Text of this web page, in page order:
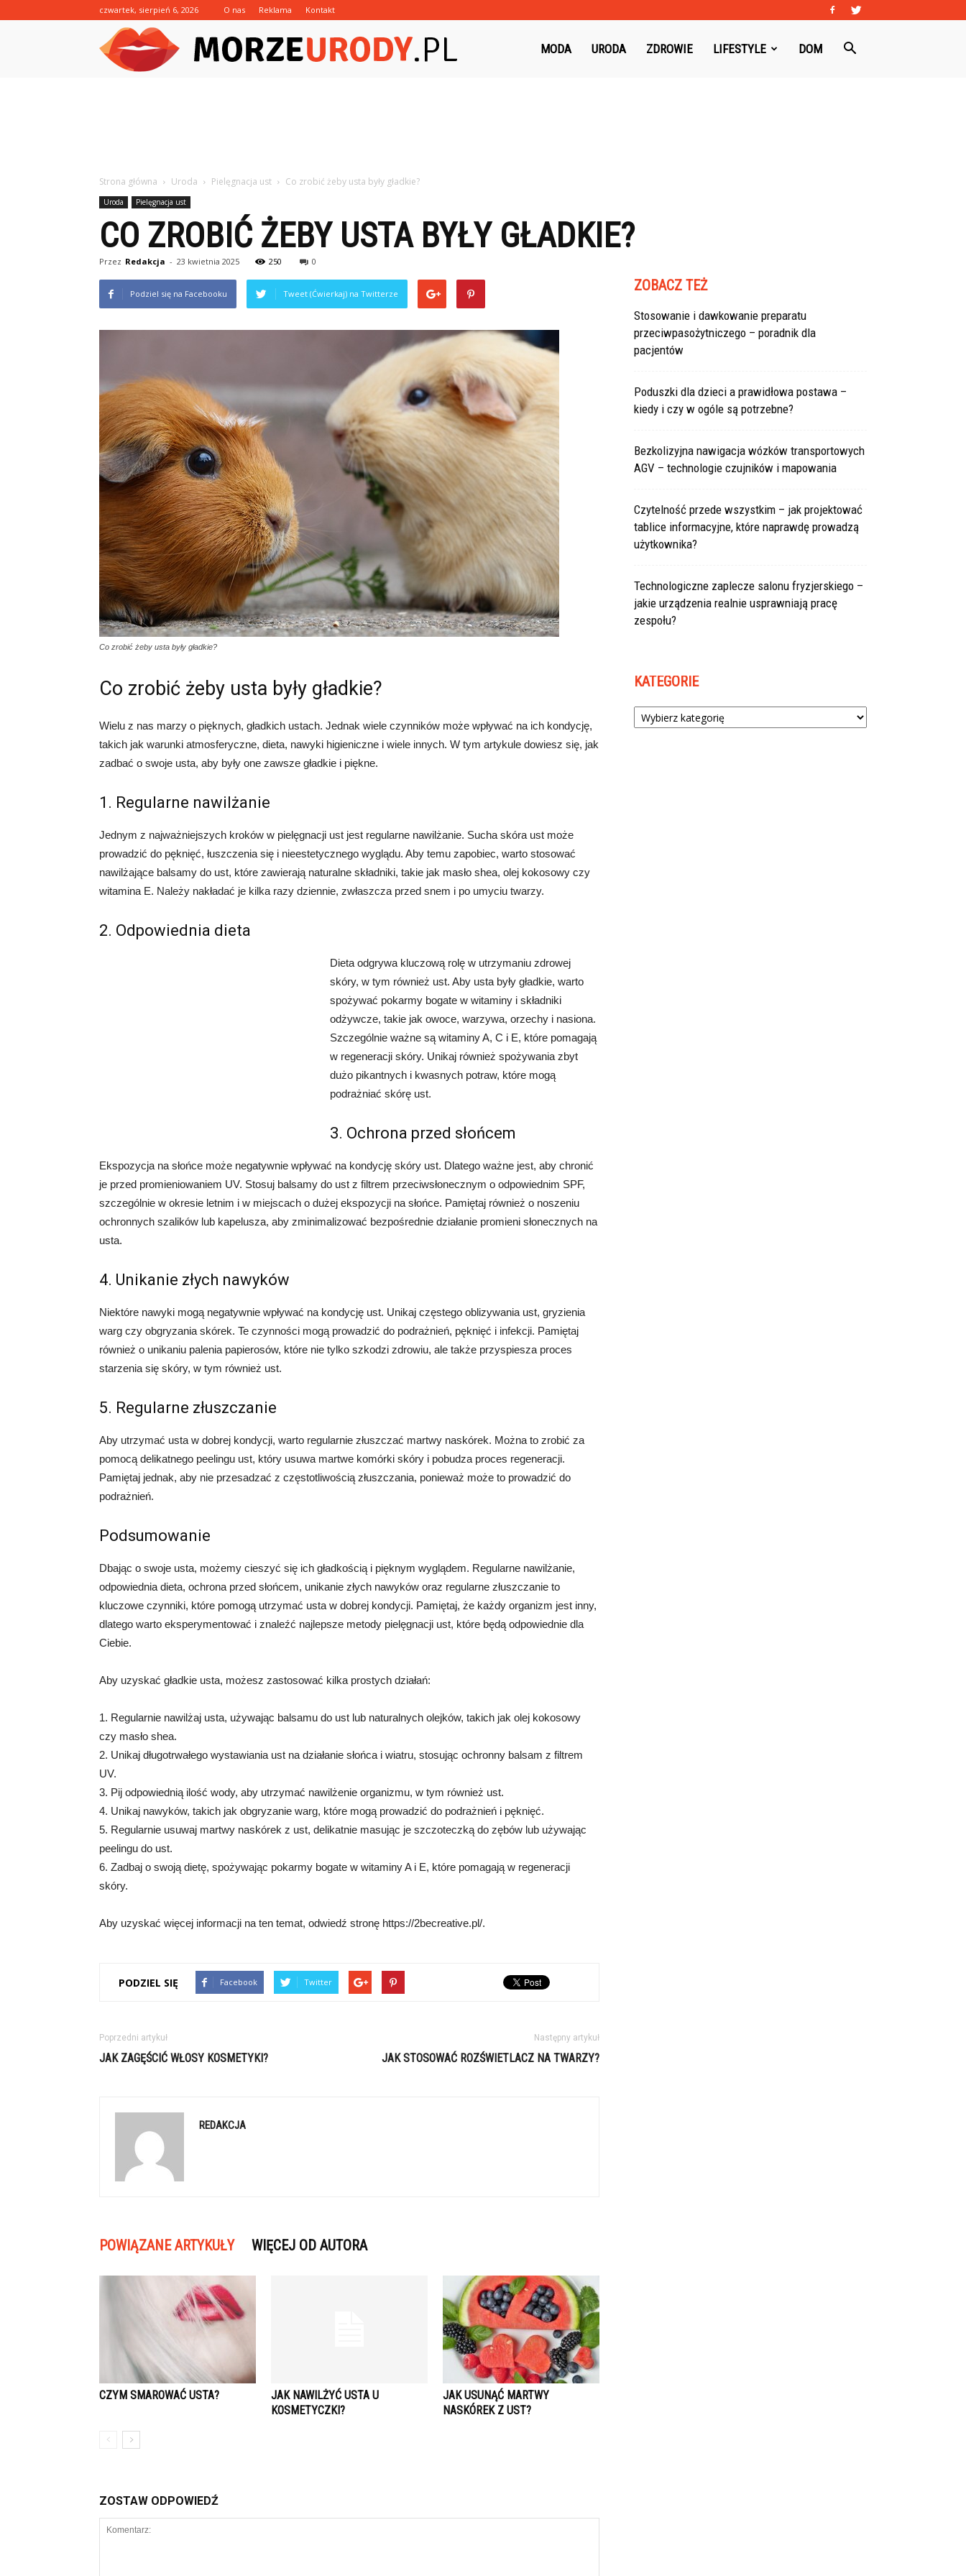
czwartek, sierpień 6, 2026 O nas Reklama Kontakt
MODA URODA ZDROWIE LIFESTYLE DOM
Strona główna Uroda Pielęgnacja ust Co zrobić żeby usta były gładkie?
Uroda Pielęgnacja ust
CO ZROBIĆ ŻEBY USTA BYŁY GŁADKIE?
Przez Redakcja - 23 kwietnia 2025 250 0
Podziel się na Facebooku Tweet (Ćwierkaj) na Twitterze
Co zrobić żeby usta były gładkie?
Co zrobić żeby usta były gładkie?
Wielu z nas marzy o pięknych, gładkich ustach. Jednak wiele czynników może wpływać na ich kondycję,
takich jak warunki atmosferyczne, dieta, nawyki higieniczne i wiele innych. W tym artykule dowiesz się, jak
zadbać o swoje usta, aby były one zawsze gładkie i piękne.
1. Regularne nawilżanie
Jednym z najważniejszych kroków w pielęgnacji ust jest regularne nawilżanie. Sucha skóra ust może
prowadzić do pęknięć, łuszczenia się i nieestetycznego wyglądu. Aby temu zapobiec, warto stosować
nawilżające balsamy do ust, które zawierają naturalne składniki, takie jak masło shea, olej kokosowy czy
witamina E. Należy nakładać je kilka razy dziennie, zwłaszcza przed snem i po umyciu twarzy.
2. Odpowiednia dieta
Dieta odgrywa kluczową rolę w utrzymaniu zdrowej
skóry, w tym również ust. Aby usta były gładkie, warto
spożywać pokarmy bogate w witaminy i składniki
odżywcze, takie jak owoce, warzywa, orzechy i nasiona.
Szczególnie ważne są witaminy A, C i E, które pomagają
w regeneracji skóry. Unikaj również spożywania zbyt
dużo pikantnych i kwasnych potraw, które mogą
podrażniać skórę ust.
3. Ochrona przed słońcem
Ekspozycja na słońce może negatywnie wpływać na kondycję skóry ust. Dlatego ważne jest, aby chronić
je przed promieniowaniem UV. Stosuj balsamy do ust z filtrem przeciwsłonecznym o odpowiednim SPF,
szczególnie w okresie letnim i w miejscach o dużej ekspozycji na słońce. Pamiętaj również o noszeniu
ochronnych szalików lub kapelusza, aby zminimalizować bezpośrednie działanie promieni słonecznych na
usta.
4. Unikanie złych nawyków
Niektóre nawyki mogą negatywnie wpływać na kondycję ust. Unikaj częstego oblizywania ust, gryzienia
warg czy obgryzania skórek. Te czynności mogą prowadzić do podrażnień, pęknięć i infekcji. Pamiętaj
również o unikaniu palenia papierosów, które nie tylko szkodzi zdrowiu, ale także przyspiesza proces
starzenia się skóry, w tym również ust.
5. Regularne złuszczanie
Aby utrzymać usta w dobrej kondycji, warto regularnie złuszczać martwy naskórek. Można to zrobić za
pomocą delikatnego peelingu ust, który usuwa martwe komórki skóry i pobudza proces regeneracji.
Pamiętaj jednak, aby nie przesadzać z częstotliwością złuszczania, ponieważ może to prowadzić do
podrażnień.
Podsumowanie
Dbając o swoje usta, możemy cieszyć się ich gładkością i pięknym wyglądem. Regularne nawilżanie,
odpowiednia dieta, ochrona przed słońcem, unikanie złych nawyków oraz regularne złuszczanie to
kluczowe czynniki, które pomogą utrzymać usta w dobrej kondycji. Pamiętaj, że każdy organizm jest inny,
dlatego warto eksperymentować i znaleźć najlepsze metody pielęgnacji ust, które będą odpowiednie dla
Ciebie.
Aby uzyskać gładkie usta, możesz zastosować kilka prostych działań:
1. Regularnie nawilżaj usta, używając balsamu do ust lub naturalnych olejków, takich jak olej kokosowy
czy masło shea.
2. Unikaj długotrwałego wystawiania ust na działanie słońca i wiatru, stosując ochronny balsam z filtrem
UV.
3. Pij odpowiednią ilość wody, aby utrzymać nawilżenie organizmu, w tym również ust.
4. Unikaj nawyków, takich jak obgryzanie warg, które mogą prowadzić do podrażnień i pęknięć.
5. Regularnie usuwaj martwy naskórek z ust, delikatnie masując je szczoteczką do zębów lub używając
peelingu do ust.
6. Zadbaj o swoją dietę, spożywając pokarmy bogate w witaminy A i E, które pomagają w regeneracji
skóry.
Aby uzyskać więcej informacji na ten temat, odwiedź stronę https://2becreative.pl/.
PODZIEL SIĘ Facebook Twitter
Poprzedni artykuł
JAK ZAGĘŚCIĆ WŁOSY KOSMETYKI?
Następny artykuł
JAK STOSOWAĆ ROZŚWIETLACZ NA TWARZY?
REDAKCJA
POWIĄZANE ARTYKUŁY WIĘCEJ OD AUTORA
CZYM SMAROWAĆ USTA?
JAK NAWILŻYĆ USTA U
KOSMETYCZKI?
JAK USUNĄĆ MARTWY
NASKÓREK Z UST?
ZOSTAW ODPOWIEDŹ
ZOBACZ TEŻ
Stosowanie i dawkowanie preparatu
przeciwpasożytniczego – poradnik dla
pacjentów
Poduszki dla dzieci a prawidłowa postawa –
kiedy i czy w ogóle są potrzebne?
Bezkolizyjna nawigacja wózków transportowych
AGV – technologie czujników i mapowania
Czytelność przede wszystkim – jak projektować
tablice informacyjne, które naprawdę prowadzą
użytkownika?
Technologiczne zaplecze salonu fryzjerskiego –
jakie urządzenia realnie usprawniają pracę
zespołu?
KATEGORIE
Kategorie